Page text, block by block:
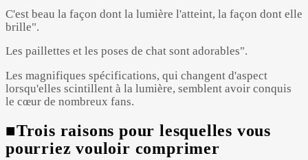
C'est beau la façon dont la lumière l'atteint, la façon dont elle
brille".
Les paillettes et les poses de chat sont adorables".
Les magnifiques spécifications, qui changent d'aspect
lorsqu'elles scintillent à la lumière, semblent avoir conquis
le cœur de nombreux fans.
■Trois raisons pour lesquelles vous
pourriez vouloir comprimer